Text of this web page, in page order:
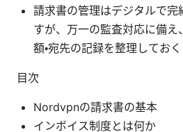
請求書の管理はデジタルで完
すが、万一の監査対応に備え、
額・宛先の記録を整理しておく
目次
Nordvpnの請求書の基本
インボイス制度とは何か